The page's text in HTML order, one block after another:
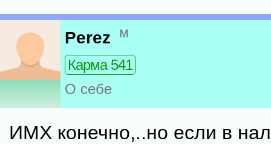
Perez м
Карма 541
О себе
ИМХ конечно,..но если в